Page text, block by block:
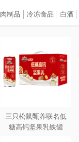
三只松鼠甄养联名低
糖高钙坚果乳铁罐
肉制品 冷冻食品 白酒